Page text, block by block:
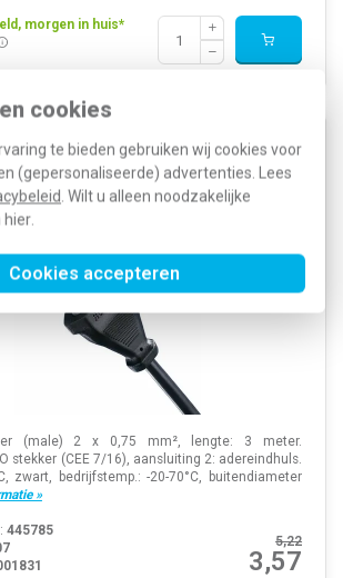
cookies
te bieden gebruiken wij cookies voor
(gepersonaliseerde) advertenties. Lees
. Wilt u alleen noodzakelijke
hier
Cookies accepteren
morgen in huis*
aansluitsnoer met eurostekker 2 x
zwart
(male) 2 x 0,75 mm², lengte: 3 meter.
stekker (CEE 7/16), aansluiting 2: adereindhuls.
zwart, bedrijfstemp.: -20-70°C, buitendiameter
»
5,22
3,57
445785